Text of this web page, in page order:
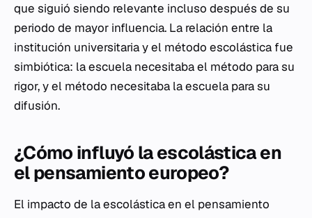
que siguió siendo relevante incluso después de su
periodo de mayor influencia. La relación entre la
institución universitaria y el método escolástica fue
simbiótica: la escuela necesitaba el método para su
rigor, y el método necesitaba la escuela para su
difusión.
¿Cómo influyó la escolástica en
el pensamiento europeo?
El impacto de la escolástica en el pensamiento